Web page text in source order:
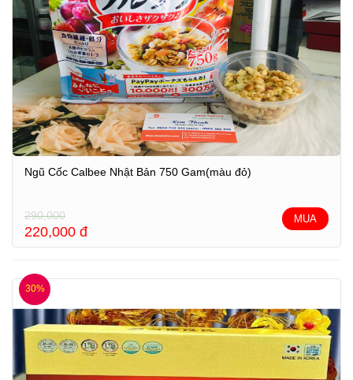
Ngũ Cốc Calbee Nhật Bản 750 Gam(màu đỏ)
290,000
220,000 đ
MUA
30%